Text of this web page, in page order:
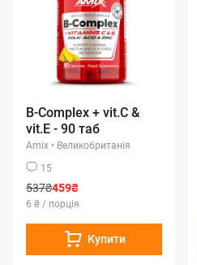
B-Complex + vit.C &
vit.E - 90 таб
Amix • Великобританія
15
537₴459₴
6 ₴ / порція
Купити